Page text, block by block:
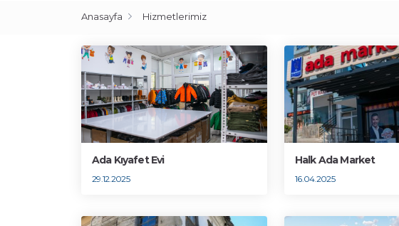
Anasayfa Hizmetlerimiz
Ada Kıyafet Evi
29.12.2025
Halk Ada Market
16.04.2025